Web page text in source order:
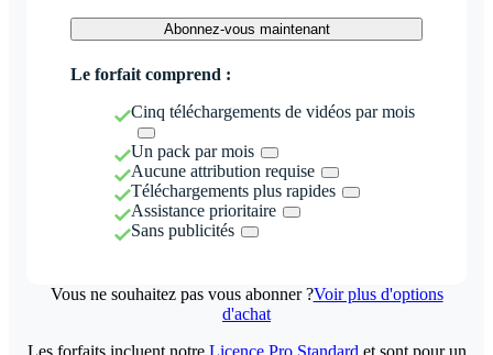
Abonnez-vous maintenant
Le forfait comprend :
Cinq téléchargements de vidéos par mois
Un pack par mois
Aucune attribution requise
Téléchargements plus rapides
Assistance prioritaire
Sans publicités
Vous ne souhaitez pas vous abonner ?Voir plus d'options
d'achat
Les forfaits incluent notre Licence Pro Standard et sont pour un